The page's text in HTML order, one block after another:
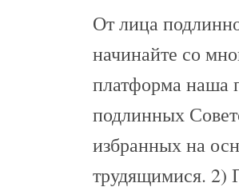
От лица
начинайте со
платформа наша
подлинных
избранных на
трудящимися. 2)